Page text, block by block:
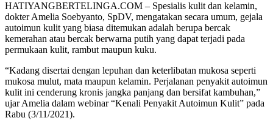
HATIYANGBERTELINGA.COM – Spesialis kulit dan kelamin,
dokter Amelia Soebyanto, SpDV, mengatakan secara umum, gejala
autoimun kulit yang biasa ditemukan adalah berupa bercak
kemerahan atau bercak berwarna putih yang dapat terjadi pada
permukaan kulit, rambut maupun kuku.
“Kadang disertai dengan lepuhan dan keterlibatan mukosa seperti
mukosa mulut, mata maupun kelamin. Perjalanan penyakit autoimun
kulit ini cenderung kronis jangka panjang dan bersifat kambuhan,”
ujar Amelia dalam webinar “Kenali Penyakit Autoimun Kulit” pada
Rabu (3/11/2021).